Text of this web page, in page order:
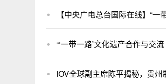
【中央广电总台国际在线】“
“‘一带一路’文化遗产合作与交
IOV全球副主席陈平揭秘，贵